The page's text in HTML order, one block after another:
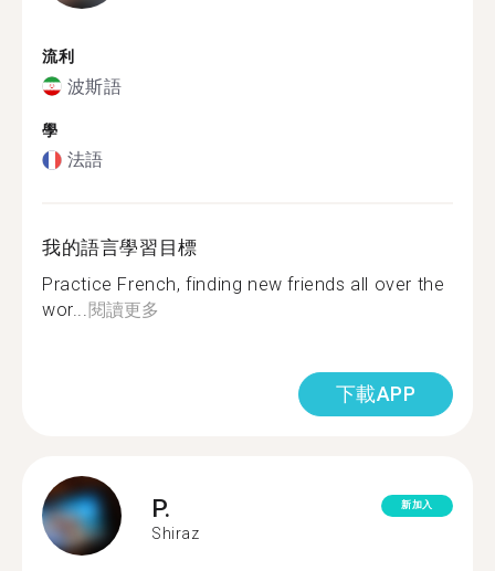
流利
波斯語
學
法語
我的語言學習目標
Practice French, finding new friends all over the
wor...閱讀更多
下載APP
P.
Shiraz
新加入